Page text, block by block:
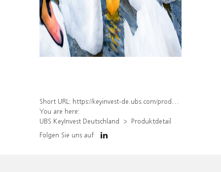
Short URL: https://keyinvest-de.ubs.com/produkt/detail/index/isin/DE000WA6XL84
You are here:
UBS KeyInvest Deutschland
Produktdetail
Folgen Sie uns auf